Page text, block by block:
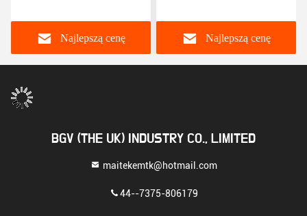
Bezpieczeństwo
Najlepszą cenę Najlepszą cenę
BGV (THE UK) INDUSTRY CO., LIMITED
maitekemtk@hotmail.com
44--7375-806179